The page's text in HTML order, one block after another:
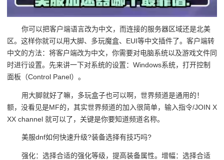
你可以把客户端语言改为中文，而连接的服务器区域还是北美
区。这样你就可以用大脚、多玩魔盒、EUI等中文插件了。客户端转
中文的方法：将客户端改为中文，你需要对电脑系统以及游戏文件同
时进行设置。先来讲一下对系统的设置：Windows系统，打开控制
面板（Control Panel）。
用大脚就好了嘛，多玩盒子也可以啊，世界频道是通用的！
额，没看见是MF的，其实世界频道的加入很简单，输入指令/JOIN X
XX channel 就可以了，关键是你要知道频道名称。
美服dnf如何快速升级?装备选择有技巧吗?
强化：选择合适的强化等级，提高装备属性。增幅：选择合适